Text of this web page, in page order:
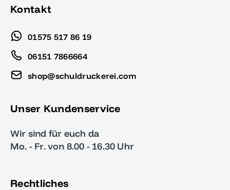
Kontakt
01575 517 86 19
06151 7866664
shop@schuldruckerei.com
Unser Kundenservice
Wir sind für euch da
Mo. - Fr. von 8.00 - 16.30 Uhr
Rechtliches